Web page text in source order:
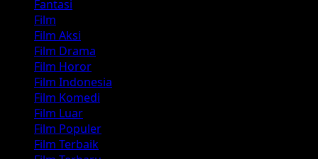
Fantasi
Film
Film Aksi
Film Drama
Film Horor
Film Indonesia
Film Komedi
Film Luar
Film Populer
Film Terbaik